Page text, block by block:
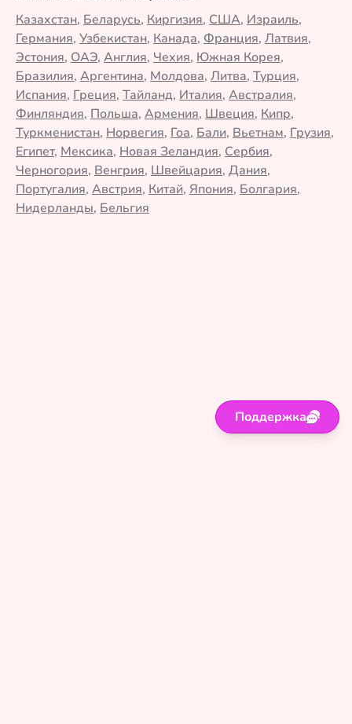
Казахстан, Беларусь, Киргизия, США, Израиль,
Германия, Узбекистан, Канада, Франция, Латвия,
Эстония, ОАЭ, Англия, Чехия, Южная Корея,
Бразилия, Аргентина, Молдова, Литва, Турция,
Испания, Греция, Тайланд, Италия, Австралия,
Финляндия, Польша, Армения, Швеция, Кипр,
Туркменистан, Норвегия, Гоа, Бали, Вьетнам, Грузия,
Египет, Мексика, Новая Зеландия, Сербия,
Черногория, Венгрия, Швейцария, Дания,
Португалия, Австрия, Китай, Япония, Болгария,
Нидерланды, Бельгия
Поддержка